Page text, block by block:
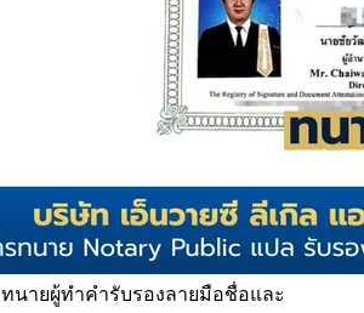
ทนายผู้ทำคำรับรองลายมือชื่อและ